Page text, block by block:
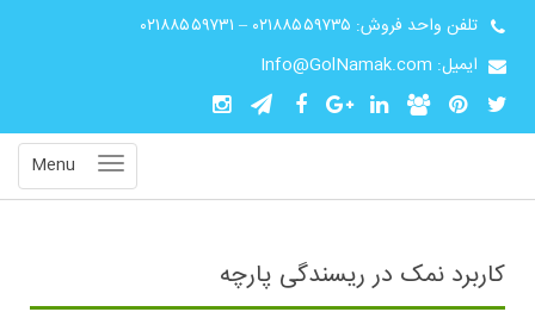
تلفن واحد فروش: ۰۲۱۸۸۵۵۹۷۳۵ – ۰۲۱۸۸۵۵۹۷۳۱
ایمیل: Info@GolNamak.com
Menu
کاربرد نمک در ریسندگی پارچه